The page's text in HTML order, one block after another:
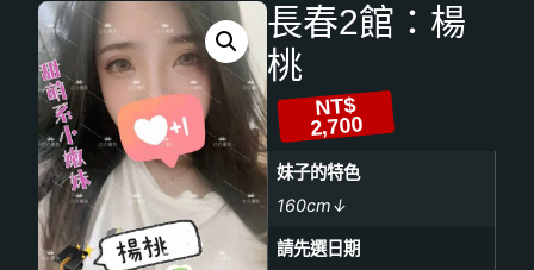
長春2館：楊
桃
NT$
2,700
妹子的特色
160cm↓
請先選日期